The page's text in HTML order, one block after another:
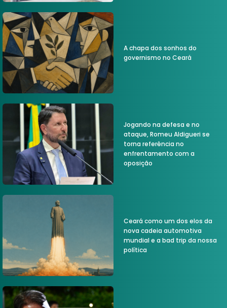
A chapa dos sonhos do
governismo no Ceará
Jogando na defesa e no
ataque, Romeu Aldigueri se
torna referência no
enfrentamento com a
oposição
Ceará como um dos elos da
nova cadeia automotiva
mundial e a bad trip da nossa
política